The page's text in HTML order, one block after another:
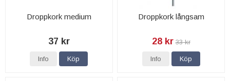
Droppkork medium
37 kr
Info Köp
Droppkork långsam
28 kr 33 kr
Info Köp